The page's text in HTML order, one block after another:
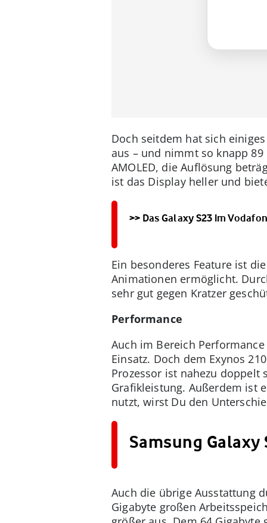
Doch seitdem hat sich
aus – und nimmt so knapp
AMOLED, die Auflösung
ist das Display heller und
>> Das Galaxy S23 im
Ein besonderes Feature ist
Animationen ermöglicht.
sehr gut gegen Kratzer
Performance
Auch im Bereich
Einsatz. Doch dem Exynos
Prozessor ist nahezu doppelt
Grafikleistung. Außerdem ist
nutzt, wirst Du den
Samsung Galaxy
Auch die übrige Ausstattung
Gigabyte großen